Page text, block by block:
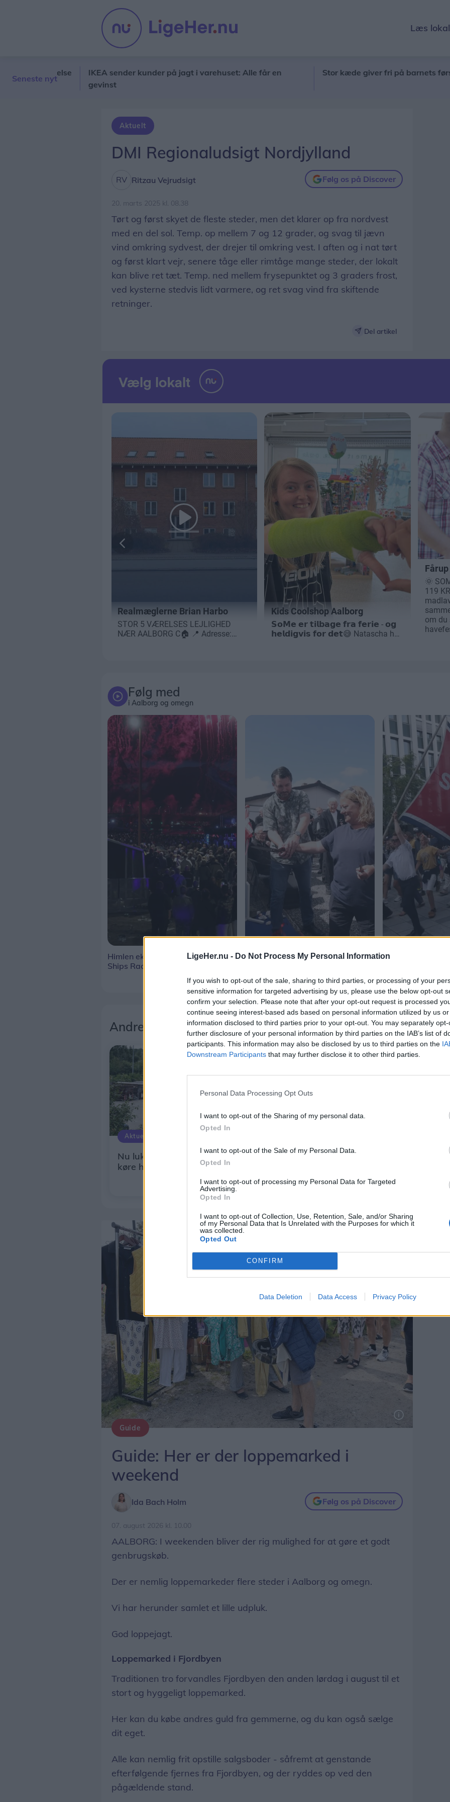
LigeHer.nu - Do Not Process My Personal Information
If you wish to opt-out of the sale, sharing to third parties, or processing of your
sensitive information for targeted advertising by us, please use the below opt-out
confirm your selection. Please note that after your opt-out request is processed
continue seeing interest-based ads based on personal information utilized by us
information disclosed to third parties prior to your opt-out. You may separately
further disclosure of your personal information by third parties on the IAB’s list of
participants. This information may also be disclosed by us to third parties on the
Downstream Participants that may further disclose it to other third parties.
Personal Data Processing Opt Outs
I want to opt-out of the Sharing of my personal data.
Opted In
I want to opt-out of the Sale of my Personal Data.
Opted In
I want to opt-out of processing my Personal Data for Targeted
Advertising.
Opted In
I want to opt-out of Collection, Use, Retention, Sale, and/or Sharing
of my Personal Data that Is Unrelated with the Purposes for which it
was collected.
Opted Out
CONFIRM
Data Deletion Data Access Privacy Policy
Læs
Seneste nyt
IKEA sender kunder på jagt i varehuset: Alle får en
gevinst
Stor kæde giver fri på barnets første
Aktuelt
DMI Regionaludsigt Nordjylland
Ritzau Vejrudsigt Følg os på Discover
20. marts 2025 kl. 08.38
Tørt og først skyet de fleste steder, men det klarer op fra nordvest
med en del sol. Temp. op mellem 7 og 12 grader, og svag til jævn
vind omkring sydvest, der drejer til omkring vest. I aften og i nat tørt
og først klart vejr, senere tåge eller rimtåge mange steder, der lokalt
kan blive ret tæt. Temp. ned mellem frysepunktet og 3 graders frost,
ved kysterne stedvis lidt varmere, og ret svag vind fra skiftende
retninger.
Del artikel
Følg med
i Aalborg og omegn
Himlen eksploderede over Tall
Ships Races
Endnu et vægmaleri forskønner
Stor parade
Andre læser også
Aktuelt
Nu lukker genbrugsplads: Her skal du
køre hen i stedet
Brand i Vestbyen: Søg væk og luk
Guide
Guide: Her er der loppemarked i
weekend
Ida Bach Holm Følg os på Discover
07. august 2026 kl. 10.00
AALBORG: I weekenden bliver der rig mulighed for at gøre et godt
genbrugskøb.
Der er nemlig loppemarkeder flere steder i Aalborg og omegn.
Vi har herunder samlet et lille udpluk.
God loppejagt.
Loppemarked i Fjordbyen
Traditionen tro forvandles Fjordbyen den anden lørdag i august til et
stort og hyggeligt loppemarked.
Her kan du købe andres guld fra gemmerne, og du kan også sælge
dit eget.
Alle kan nemlig frit opstille salgsboder - såfremt at genstande
efterfølgende fjernes fra Fjordbyen, og der ryddes op ved den
pågældende stand.